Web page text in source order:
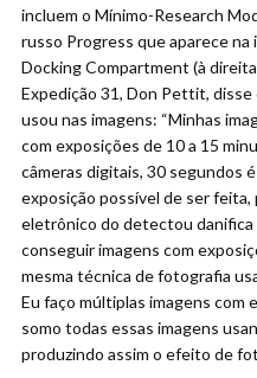
incluem o Mínimo-Research
russo Progress que aparece na
Docking Compartment (à
Expedição 31, Don Pettit,
usou nas imagens: “Minhas
com exposições de 10 a 15
câmeras digitais, 30 segundos
exposição possível de ser
eletrônico do detectou danifica
conseguir imagens com
mesma técnica de fotografia
Eu faço múltiplas imagens com
somo todas essas imagens
produzindo assim o efeito de